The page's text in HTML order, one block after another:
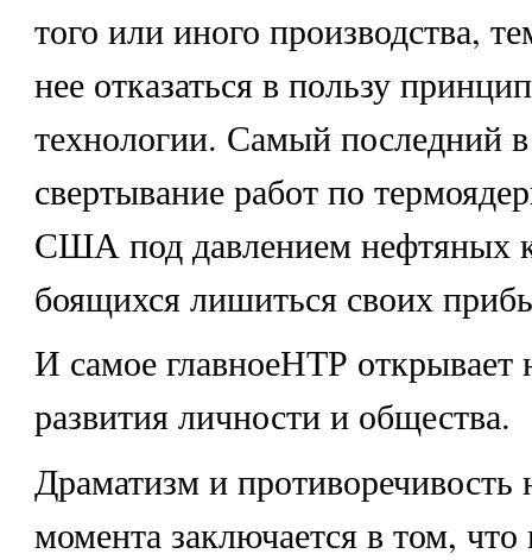
того или иного производства,
нее отказаться в пользу
технологии. Самый последний
свертывание работ по
США под давлением нефтяных
боящихся лишиться своих
И самое главноеНТР открывает
развития личности и общества.
Драматизм и противоречивость
момента заключается в том,